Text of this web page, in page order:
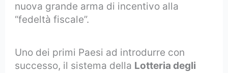
nuova grande arma di incentivo alla
“fedeltà fiscale”.
Uno dei primi Paesi ad introdurre con
successo, il sistema della Lotteria degli